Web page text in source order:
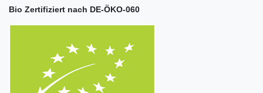
Bio Zertifiziert nach DE-ÖKO-060